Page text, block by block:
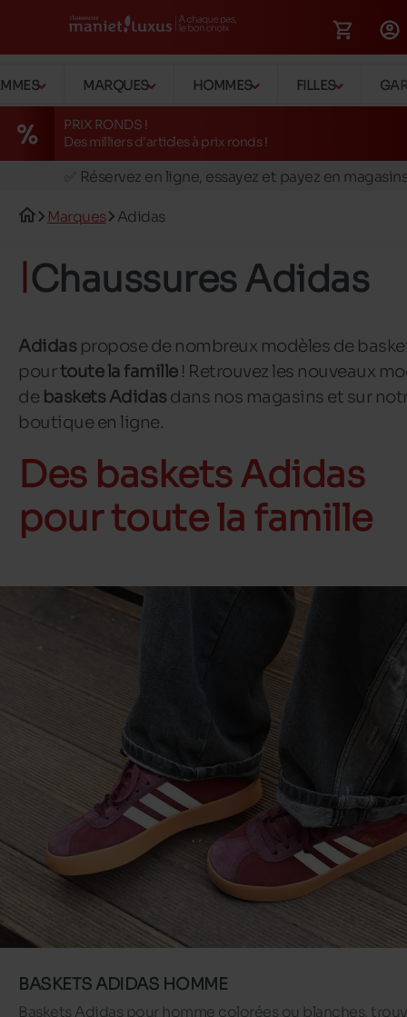
MARQUES HOMMES FILLES
PRIX RONDS !
Des milliers d'articles à prix ronds !
🚛 Livraison gratuite en magasins
✅ Réservez en ligne, essayez et payez en
🚛 Livraison gratuite en magasins
Marques Adidas
Chaussures Adidas
Adidaspropose de nombreux modèles de
pourtoute la famille! Retrouvez les nouveaux
de baskets Adidasdans nos magasins et sur
boutique en ligne.
Des baskets Adidas
pour toute la famille
BASKETS ADIDAS HOMME
Baskets Adidas pour homme colorées ou blanches,